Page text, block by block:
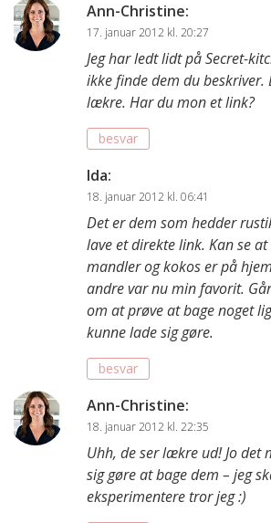
Ann-Christine:
17. januar 2012 kl. 20:27
Jeg har ledt lidt på Secret-
ikke finde dem du beskriver.
lækre. Har du mon et link?
besvar
Ida:
18. januar 2012 kl. 06:41
Det er dem som hedder
lave et direkte link. Kan se
mandler og kokos er på
andre var nu min favorit.
om at prøve at bage noget
kunne lade sig gøre.
besvar
Ann-Christine:
18. januar 2012 kl. 22:35
Uhh, de ser lækre ud! Jo det
sig gøre at bage dem – jeg
eksperimentere tror jeg :)